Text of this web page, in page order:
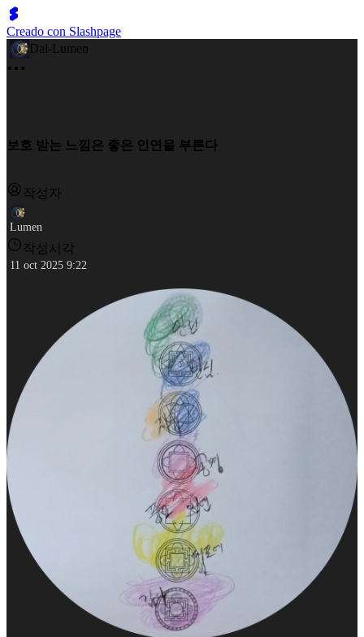
Creado con Slashpage
Dal-Lumen
보호 받는 느낌은 좋은 인연을 부른다
작성자
Lumen
작성시각
11 oct 2025 9:22